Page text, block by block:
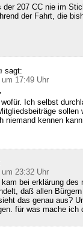
der 207 CC nie im
der Fahrt, die
sagt:
17:49 Uhr
wofür. Ich selbst
niemand kennen
23:32 Uhr
bei erklärung
daß allen
das genau aus?
für was mache ich